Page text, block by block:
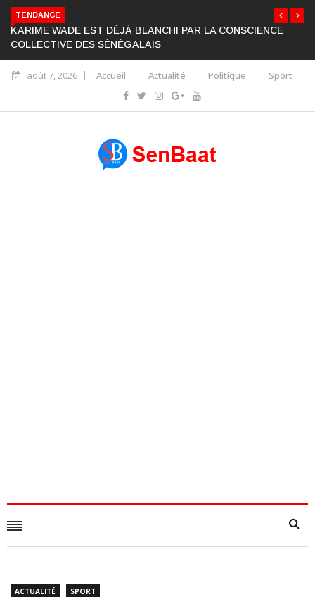
TENDANCE
KARIME WADE EST DÉJÀ BLANCHI PAR LA CONSCIENCE
COLLECTIVE DES SÉNÉGALAIS
août 7, 2026 Accueil Actualité Politique Sport
ACTUALITÉ SPORT